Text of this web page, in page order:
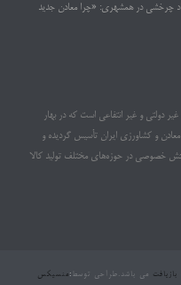
چرخشی در همشهری: «چرا معادن جدید
دولتی و غیر انتفاعی است که در بهار
صنایع، معادن و کشاورزی ایران تأسیس گردیده و
تخصصی با بیش از ۲۵۰ شرکت بخش خصوصی در حوزه‌های مختلف تولید کالا
بازیافت می باشد.طراحی توسط:منسیکس